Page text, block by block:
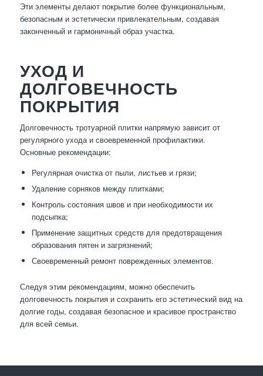
Эти элементы делают покрытие более функциональным,
безопасным и эстетически привлекательным, создавая
законченный и гармоничный образ участка.
УХОД И
ДОЛГОВЕЧНОСТЬ
ПОКРЫТИЯ
Долговечность тротуарной плитки напрямую зависит от
регулярного ухода и своевременной профилактики.
Основные рекомендации:
Регулярная очистка от пыли, листьев и грязи;
Удаление сорняков между плитками;
Контроль состояния швов и при необходимости их
подсыпка;
Применение защитных средств для предотвращения
образования пятен и загрязнений;
Своевременный ремонт поврежденных элементов.
Следуя этим рекомендациям, можно обеспечить
долговечность покрытия и сохранить его эстетический вид на
долгие годы, создавая безопасное и красивое пространство
для всей семьи.